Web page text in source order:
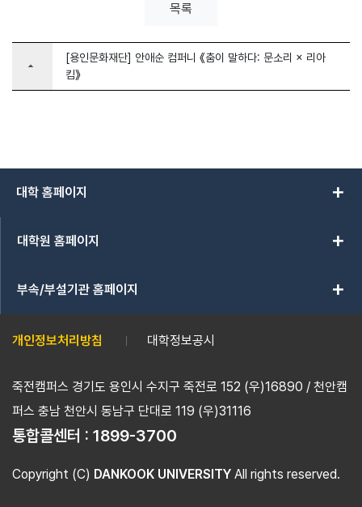
목록
arrow_drop_up
[용인문화재단] 안애순 컴퍼니 《춤이 말하다: 문소리 × 리아
킴》
대학 홈페이지 add
대학원 홈페이지 add
부속/부설기관 홈페이지 add
개인정보처리방침 대학정보공시
죽전캠퍼스 경기도 용인시 수지구 죽전로 152 (우)16890 / 천안캠
퍼스 충남 천안시 동남구 단대로 119 (우)31116
통합콜센터 : 1899-3700
Copyright (C) DANKOOK UNIVERSITY All rights reserved.